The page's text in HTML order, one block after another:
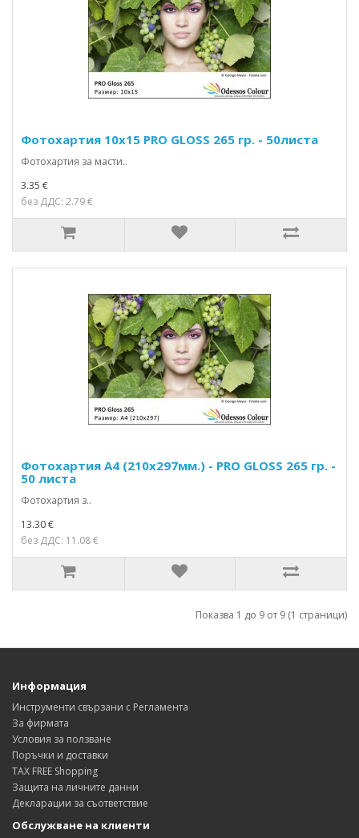
Фотохартия 10x15 PRO GLOSS 265 гр. - 50листа
Фотохартия за масти..
3.35 €
без ДДС: 2.79 €
Фотохартия A4 (210x297мм.) - PRO GLOSS 265 гр. -
50 листа
Фотохартия з..
13.30 €
без ДДС: 11.08 €
Показва 1 до 9 от 9 (1 страници)
Информация
Инструменти свързани с Регламента
За фирмата
Условия за ползване
Поръчки и доставки
TAX FREE Shopping
Защита на личните данни
Декларации за съответствие
Обслужване на клиенти